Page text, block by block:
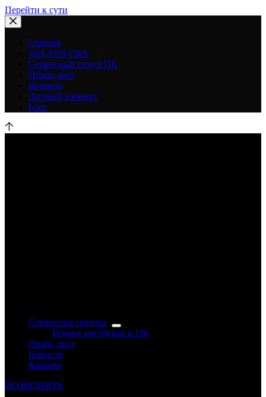
Перейти к сути
Главная
WeLANS Click
Сервисный центр ПК
Прайс-лист
Корзина
Личный кабинет
Блог
Сервисные центры
Ремонт ноутбуков и ПК
Прайс-лист
Новости
Карьера
ПОЗВОНИТЬ